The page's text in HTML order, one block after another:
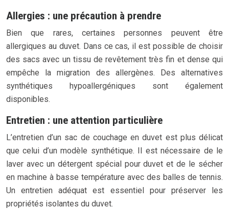
Allergies : une précaution à prendre
Bien que rares, certaines personnes peuvent être
allergiques au duvet. Dans ce cas, il est possible de choisir
des sacs avec un tissu de revêtement très fin et dense qui
empêche la migration des allergènes. Des alternatives
synthétiques hypoallergéniques sont également
disponibles.
Entretien : une attention particulière
L’entretien d’un sac de couchage en duvet est plus délicat
que celui d’un modèle synthétique. Il est nécessaire de le
laver avec un détergent spécial pour duvet et de le sécher
en machine à basse température avec des balles de tennis.
Un entretien adéquat est essentiel pour préserver les
propriétés isolantes du duvet.